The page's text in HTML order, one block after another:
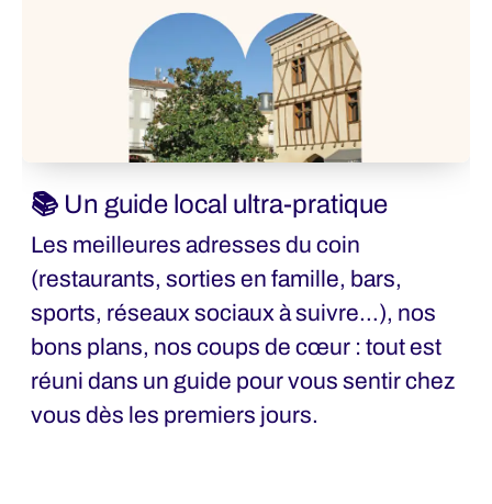
📚 Un guide local ultra-pratique
Les meilleures adresses du coin
(restaurants, sorties en famille, bars,
sports, réseaux sociaux à suivre…), nos
bons plans, nos coups de cœur : tout est
réuni dans un guide pour vous sentir chez
vous dès les premiers jours.